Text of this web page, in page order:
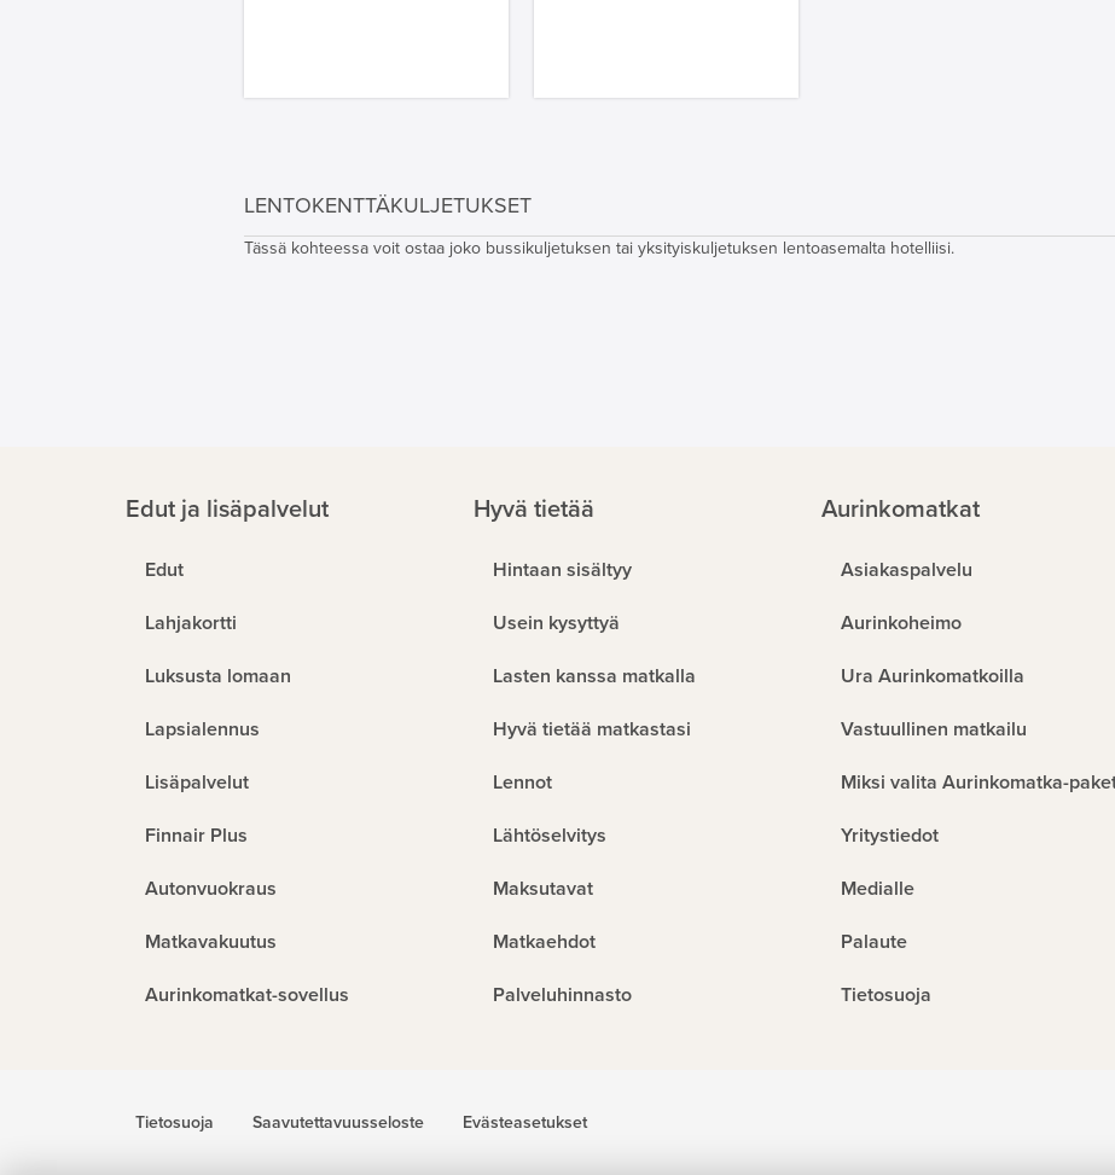
LENTOKENTTÄKULJETUKSET
Tässä kohteessa voit ostaa joko bussikuljetuksen tai yksityiskuljetuksen lentoasemalta hotelliisi.
Edut ja lisäpalvelut
Edut
Lahjakortti
Luksusta lomaan
Lapsialennus
Lisäpalvelut
Finnair Plus
Autonvuokraus
Matkavakuutus
Aurinkomatkat-sovellus
Hyvä tietää
Hintaan sisältyy
Usein kysyttyä
Lasten kanssa matkalla
Hyvä tietää matkastasi
Lennot
Lähtöselvitys
Maksutavat
Matkaehdot
Palveluhinnasto
Aurinkomatkat
Asiakaspalvelu
Aurinkoheimo
Ura Aurinkomatkoilla
Vastuullinen matkailu
Miksi valita Aurinkomatka-
Yritystiedot
Medialle
Palaute
Tietosuoja
Tietosuoja Saavutettavuusseloste Evästeasetukset